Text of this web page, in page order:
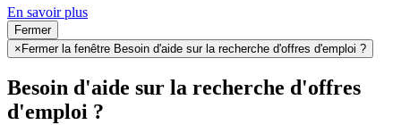
En savoir plus
Fermer
× Fermer la fenêtre Besoin d'aide sur la recherche d'offres d'emploi ?
Besoin d'aide sur la recherche d'offres
d'emploi ?